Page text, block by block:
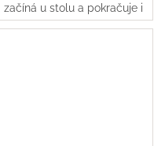
začíná u stolu a pokračuje i
po setmění. Obsahuje 46